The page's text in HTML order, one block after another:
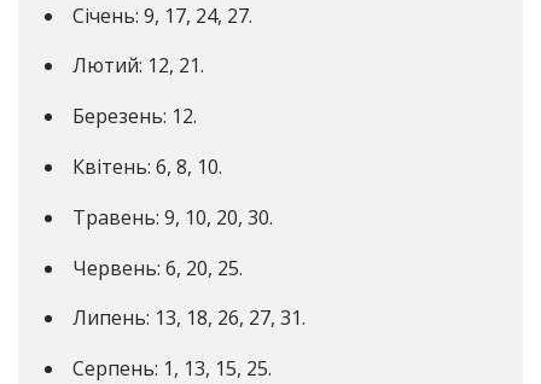
Січень: 9, 17, 24, 27.
Лютий: 12, 21.
Березень: 12.
Квітень: 6, 8, 10.
Травень: 9, 10, 20, 30.
Червень: 6, 20, 25.
Липень: 13, 18, 26, 27, 31.
Серпень: 1, 13, 15, 25.